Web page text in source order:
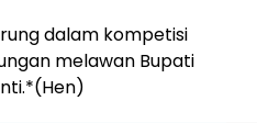
dalam kompetisi
melawan Bupati